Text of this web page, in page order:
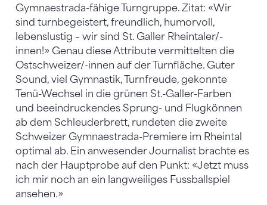
Gymnaestrada-fähige Turngruppe. Zitat: «Wir
sind turnbegeistert, freundlich, humorvoll,
lebenslustig – wir sind St. Galler Rheintaler/-
innen!» Genau diese Attribute vermittelten die
Ostschweizer/-innen auf der Turnfläche. Guter
Sound, viel Gymnastik, Turnfreude, gekonnte
Tenü-Wechsel in die grünen St.-Galler-Farben
und beeindruckendes Sprung- und Flugkönnen
ab dem Schleuderbrett, rundeten die zweite
Schweizer Gymnaestrada-Premiere im Rheintal
optimal ab. Ein anwesender Journalist brachte es
nach der Hauptprobe auf den Punkt: «Jetzt muss
ich mir noch an ein langweiliges Fussballspiel
ansehen.»